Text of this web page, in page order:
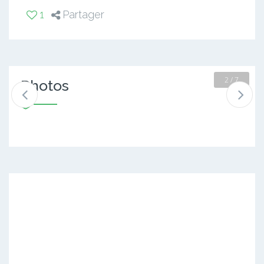
1 Partager
Photos 2 / 7